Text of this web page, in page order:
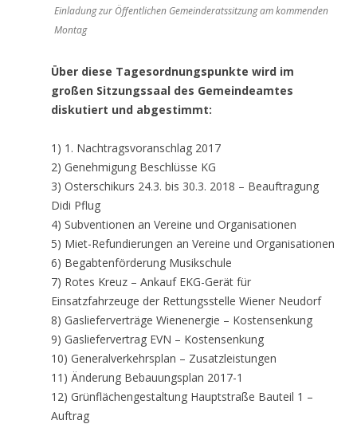
Einladung zur Öffentlichen Gemeinderatssitzung am kommenden
Montag
Über diese Tagesordnungspunkte wird im
großen Sitzungssaal des Gemeindeamtes
diskutiert und abgestimmt:
1) 1. Nachtragsvoranschlag 2017
2) Genehmigung Beschlüsse KG
3) Osterschikurs 24.3. bis 30.3. 2018 – Beauftragung
Didi Pflug
4) Subventionen an Vereine und Organisationen
5) Miet-Refundierungen an Vereine und Organisationen
6) Begabtenförderung Musikschule
7) Rotes Kreuz – Ankauf EKG-Gerät für
Einsatzfahrzeuge der Rettungsstelle Wiener Neudorf
8) Gaslieferverträge Wienenergie – Kostensenkung
9) Gasliefervertrag EVN – Kostensenkung
10) Generalverkehrsplan – Zusatzleistungen
11) Änderung Bebauungsplan 2017-1
12) Grünflächengestaltung Hauptstraße Bauteil 1 –
Auftrag